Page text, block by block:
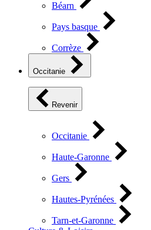
Béarn
Pays basque
Corrèze
Occitanie
Revenir
Occitanie
Haute-Garonne
Gers
Hautes-Pyrénées
Tarn-et-Garonne